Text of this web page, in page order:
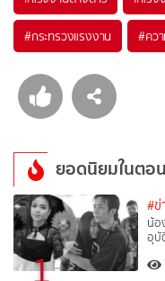
#กระทรวงแรงงาน #คว
ยอดนิยมในตอ
#ข่
น้อ
อุบั